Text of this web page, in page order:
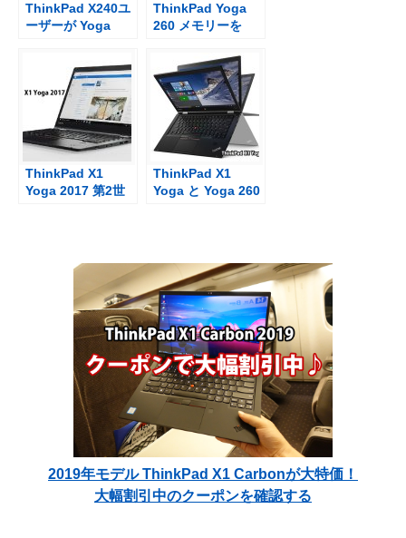
ThinkPad X240ユ
ーザーが Yoga
ThinkPad Yoga
260 メモリーを
DDR4 メモリを購
入
ThinkPad X1
Yoga 2017 第2世
ThinkPad X1
Yoga と Yoga 260
2019年モデル ThinkPad X1 Carbonが大特価！
大幅割引中のクーポンを確認する